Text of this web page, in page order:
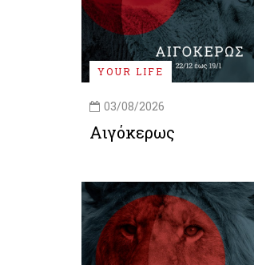
YOUR LIFE
03/08/2026
Αιγόκερως